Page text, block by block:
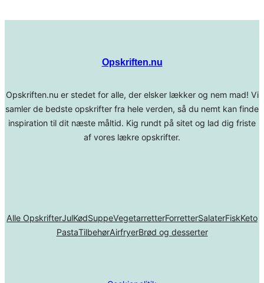
Opskriften.nu
Opskriften.nu er stedet for alle, der elsker lækker og nem mad! Vi
samler de bedste opskrifter fra hele verden, så du nemt kan finde
inspiration til dit næste måltid. Kig rundt på sitet og lad dig friste
af vores lækre opskrifter.
Alle OpskrifterJulKødSuppeVegetarretterForretterSalaterFiskKeto
PastaTilbehørAirfryerBrød og desserter